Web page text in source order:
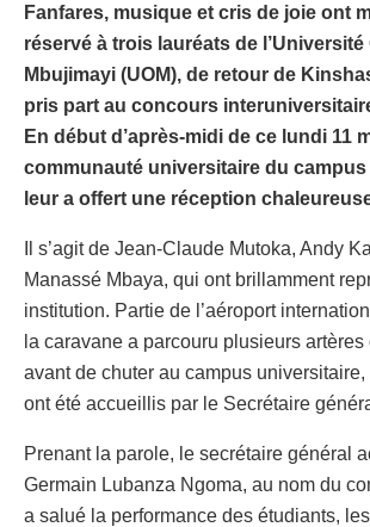
Fanfares, musique et cris de joie ont
réservé à trois lauréats de
Mbujimayi (UOM), de retour de
pris part au concours
En début d’après-midi de ce lundi 11
communauté universitaire du campus
leur a offert une réception
Il s’agit de Jean-Claude Mutoka, Andy
Manassé Mbaya, qui ont brillamment
institution. Partie de l’aéroport
la caravane a parcouru plusieurs
avant de chuter au campus
ont été accueillis par le Secrétaire
Prenant la parole, le secrétaire général
Germain Lubanza Ngoma, au nom du
a salué la performance des étudiants,